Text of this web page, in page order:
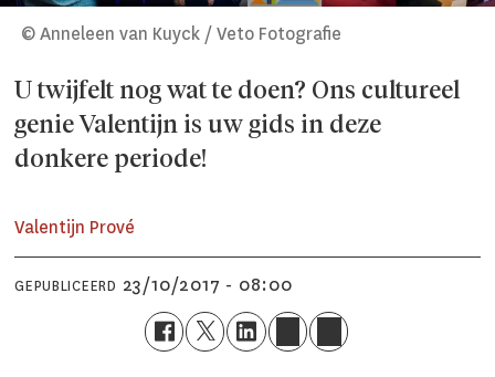
© Anneleen van Kuyck / Veto Fotografie
U twijfelt nog wat te doen? Ons cultureel
genie Valentijn is uw gids in deze
donkere periode!
Valentijn Prové
GEPUBLICEERD 23/10/2017 - 08:00